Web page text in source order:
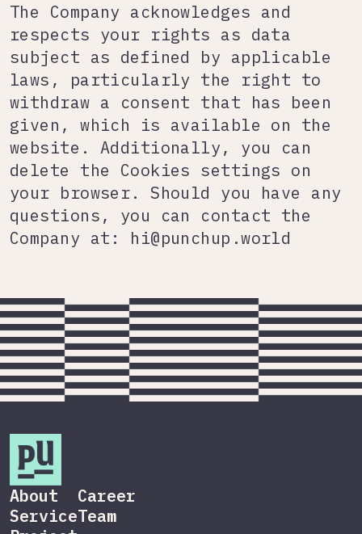
The Company acknowledges and
respects your rights as data
subject as defined by applicable
laws, particularly the right to
withdraw a consent that has been
given, which is available on the
website. Additionally, you can
delete the Cookies settings on
your browser. Should you have any
questions, you can contact the
Company at: hi@punchup.world
About
Service
Career
Team